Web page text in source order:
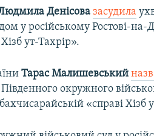
Денісова засудила
у російському Ростові-на-
ут-Тахрір».
Тарас Малишевський
окружного
«справі Хізб